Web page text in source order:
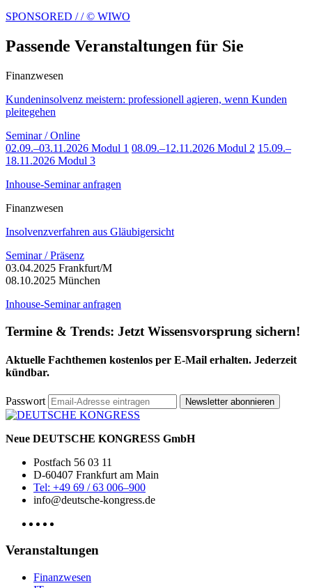
SPONSORED / / © WIWO
Passende Veranstaltungen für Sie
Finanzwesen
Kundeninsolvenz meistern: professionell agieren, wenn Kunden
pleitegehen
Seminar / Online
02.09.–03.11.2026 Modul 1 08.09.–12.11.2026 Modul 2 15.09.–
18.11.2026 Modul 3
Inhouse-Seminar anfragen
Finanzwesen
Insolvenzverfahren aus Gläubigersicht
Seminar / Präsenz
03.04.2025 Frankfurt/M
08.10.2025 München
Inhouse-Seminar anfragen
Termine & Trends: Jetzt Wissensvorsprung sichern!
Aktuelle Fachthemen kostenlos per E-Mail erhalten. Jederzeit
kündbar.
Passwort Newsletter abonnieren
Neue DEUTSCHE KONGRESS GmbH
Postfach 56 03 11
D-60407 Frankfurt am Main
Tel: +49 69 / 63 006–900
info@deutsche-kongress.de
Veranstaltungen
Finanzwesen